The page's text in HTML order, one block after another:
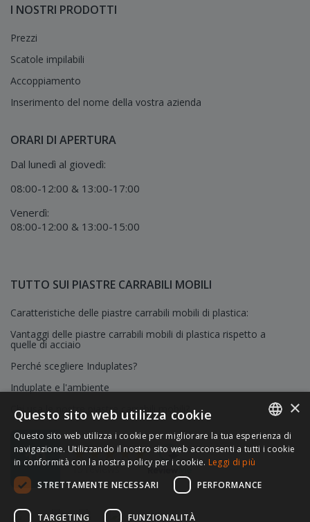
I NOSTRI PRODOTTI
Prezzi
Scatole impilabili
Accoppiamento
Inserimento del nome della vostra azienda
ORARI DI APERTURA
Dal lunedì al giovedì:
08:00-12:00 & 13:00-17:00
Venerdì:
08:00-12:00 & 13:00-15:00
TUTTO SUI PIASTRE CARRABILI MOBILI
Caratteristiche delle piastre carrabili mobili di plastica:
Vantaggi delle piastre carrabili mobili di plastica rispetto a
quelle di acciaio
Perché scegliere Induplates?
Induplate e l'ambiente
Chi usa le nostre piastre carrabili mobili?
10 ★★★★★
★★★★★
15 reviews
DUTCH
×
Questo sito web utilizza cookie
Questo sito web utilizza i cookie per migliorare la tua esperienza di
navigazione. Utilizzando il nostro sito web acconsenti a tutti i cookie
in conformità con la nostra policy per i cookie. Leggi di più
STRETTAMENTE NECESSARI
PERFORMANCE
TARGETING FUNZIONALITÀ